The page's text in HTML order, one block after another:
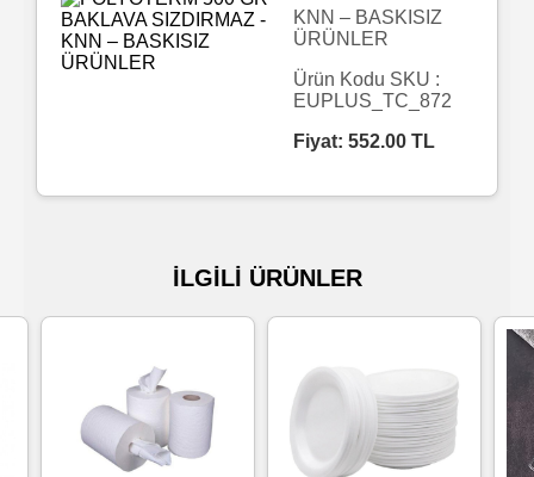
Islak
Su
Mendiller
Kolonyalı
KNN – BASKISIZ
ÜRÜNLER
Ürün Kodu SKU :
EUPLUS_TC_872
Fiyat: 552.00 TL
İLGİLİ ÜRÜNLER